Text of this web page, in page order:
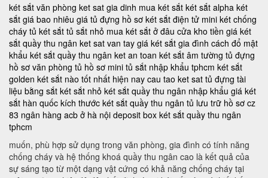
két sắt văn phòng ket sat gia dinh mua két sắt két sắt alpha két
sắt giá bao nhiêu giá tủ đựng hồ sơ két sắt điện tử mini két chống
cháy tủ két sắt tủ sắt nhỏ mua két sắt ở đâu cửa kho tiền giá két
sắt quầy thu ngân ket sat van tay giá két sắt gia đình cách đổ mật
khẩu két sắt quầy thu ngân ket an toan két sắt âm tường tủ đựng
hồ sơ văn phòng tủ hồ sơ mini tủ sắt nhập khẩu tphcm két sắt
golden két sắt nào tốt nhất hiện nay cau tao ket sat tủ đựng tài
liệu bằng sắt két sắt nhỏ két sắt quầy thu ngân nhập khẩu giá két
sắt hàn quốc kích thước két sắt quầy thu ngân tủ lưu trữ hồ sơ cz
83 ngân hàng acb ở hà nội deposit box két sắt quầy thu ngân
tphcm
muốn, phù hợp sử dụng trong văn phòng, gia đình có tính năng
chống cháy và hệ thống khoá quầy thu ngân cao là kết quả của
sự sáng tạo từ một dạng vật cứng có khả năng chống cháy tại